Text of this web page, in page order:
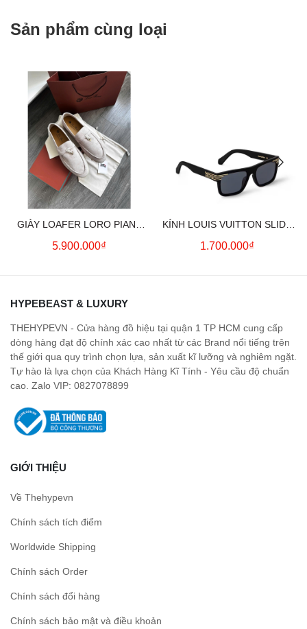
Sản phẩm cùng loại
GIÀY LOAFER LORO PIANA
SUMMER CHARMS (CREAM)
5.900.000₫
KÍNH LOUIS VUITTON SLIDE
SQUARE SUNGLASSES
1.700.000₫
HYPEBEAST & LUXURY
THEHYPEVN - Cửa hàng đồ hiệu tại quận 1 TP HCM cung cấp
dòng hàng đạt độ chính xác cao nhất từ các Brand nổi tiếng trên
thế giới qua quy trình chọn lựa, sản xuất kĩ lưỡng và nghiêm ngặt.
Tự hào là lựa chọn của Khách Hàng Kĩ Tính - Yêu cầu độ chuẩn
cao. Zalo VIP: 0827078899
GIỚI THIỆU
Về Thehypevn
Chính sách tích điểm
Worldwide Shipping
Chính sách Order
Chính sách đổi hàng
Chính sách bảo mật và điều khoản